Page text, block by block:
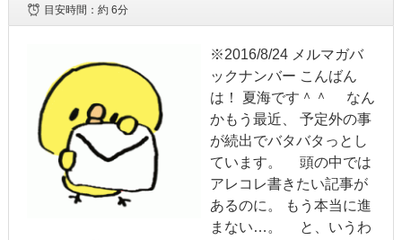
目安時間：約 6分
※2016/8/24 メルマガバ
ックナンバー こんばん
は！ 夏海です＾＾ なん
かもう最近、 予定外の事
が続出でバタバタっとし
ています。 頭の中では
アレコレ書きたい記事が
あるのに。 もう本当に進
まない…。 と、いうわ